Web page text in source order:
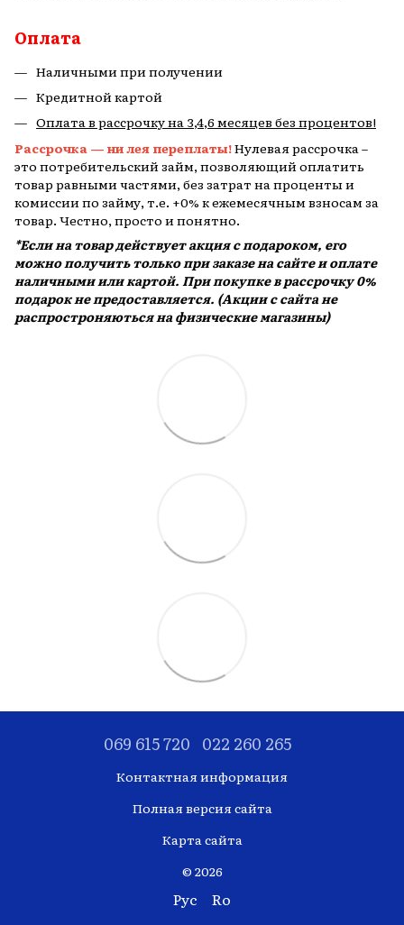
Оплата
Наличными при получении
Кредитной картой
Оплата в рассрочку на 3,4,6 месяцев без процентов!
Рассрочка — ни лея переплаты!Нулевая рассрочка –
это потребительский займ, позволяющий оплатить
товар равными частями, без затрат на проценты и
комиссии по займу, т.е. +0% к ежемесячным взносам за
товар. Честно, просто и понятно.
*Если на товар действует акция с подароком, его
можно получить только при заказе на сайте и оплате
наличными или картой. При покупке в рассрочку 0%
подарок не предоставляется. (Акции с сайта не
распростроняються на физические магазины)
069 615 720 022 260 265
Контактная информация
Полная версия сайта
Карта сайта
© 2026
Рус Ro